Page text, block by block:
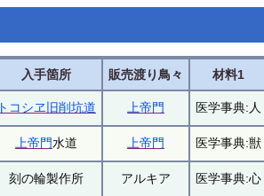
入手箇所 販売渡り鳥々 材料1
トコシヱ旧削坑道 上帝門 医学事典:人
上帝門水道 上帝門 医学事典:獣
刻の輪製作所 アルキア 医学事典:心